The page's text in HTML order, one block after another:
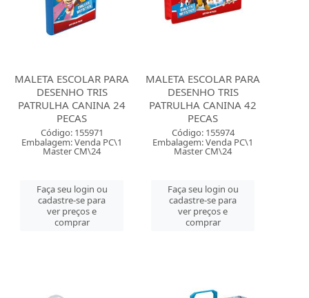
MALETA ESCOLAR PARA
DESENHO TRIS
PATRULHA CANINA 24
PECAS
Código: 155971
Embalagem: Venda PC\1
Master CM\24
Faça seu login ou
cadastre-se para
ver preços e
comprar
MALETA ESCOLAR PARA
DESENHO TRIS
PATRULHA CANINA 42
PECAS
Código: 155974
Embalagem: Venda PC\1
Master CM\24
Faça seu login ou
cadastre-se para
ver preços e
comprar